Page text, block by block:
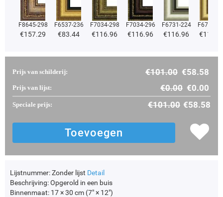
F8645-298
€157.29
F6537-236
€83.44
F7034-298
€116.96
F7034-296
€116.96
F6731-224
€116.96
F6731-
€
Prijs van schilderij: €101.00 €58.58
Prijs van lijst: €0.00 €0.00
Speciale prijs: €101.00 €58.58
Lijstnummer:Zonder lijst Detail
Beschrijving:Opgerold in een buis
Binnenmaat: 17 × 30 cm (7" × 12")